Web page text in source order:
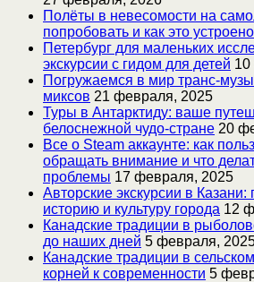
Полёты в невесомости на
попробовать и как это устроено
Петербург для маленьких
экскурсии с гидом для детей 10
Погружаемся в мир транс-
миксов 21 февраля, 2025
Туры в Антарктиду: ваше
белоснежной чудо-стране 20
Все о Steam аккаунте: как
обращать внимание и что
проблемы 17 февраля, 2025
Авторские экскурсии в Казани:
историю и культуру города 12
Канадские традиции в
до наших дней 5 февраля,
Канадские традиции в
корней к современности 5